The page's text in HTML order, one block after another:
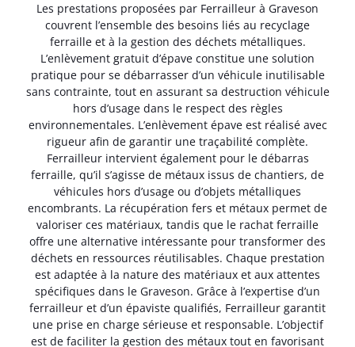
Les prestations proposées par Ferrailleur à Graveson
couvrent l’ensemble des besoins liés au recyclage
ferraille et à la gestion des déchets métalliques.
L’enlèvement gratuit d’épave constitue une solution
pratique pour se débarrasser d’un véhicule inutilisable
sans contrainte, tout en assurant sa destruction véhicule
hors d’usage dans le respect des règles
environnementales. L’enlèvement épave est réalisé avec
rigueur afin de garantir une traçabilité complète.
Ferrailleur intervient également pour le débarras
ferraille, qu’il s’agisse de métaux issus de chantiers, de
véhicules hors d’usage ou d’objets métalliques
encombrants. La récupération fers et métaux permet de
valoriser ces matériaux, tandis que le rachat ferraille
offre une alternative intéressante pour transformer des
déchets en ressources réutilisables. Chaque prestation
est adaptée à la nature des matériaux et aux attentes
spécifiques dans le Graveson. Grâce à l’expertise d’un
ferrailleur et d’un épaviste qualifiés, Ferrailleur garantit
une prise en charge sérieuse et responsable. L’objectif
est de faciliter la gestion des métaux tout en favorisant